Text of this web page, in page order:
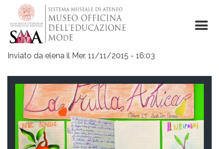
contenuto
principale
Inviato da elena il Mer, 11/11/2015 - 16:03